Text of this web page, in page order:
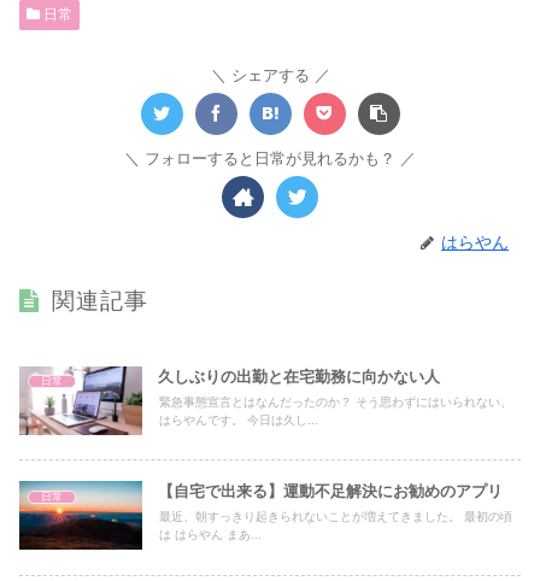
日常
シェアする
フォローすると日常が見れるかも？
はらやん
関連記事
日常 久しぶりの出勤と在宅勤務に向かない人
緊急事態宣言とはなんだったのか？ そう思わずにはいられない、
はらやんです。 今日は久し...
日常 【自宅で出来る】運動不足解決にお勧めのアプリ
最近、朝すっきり起きられないことが増えてきました。 最初の頃
は はらやん まあ...